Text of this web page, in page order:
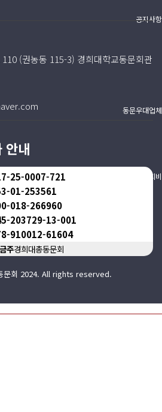
공지사항
동문우대업체
동문회비
(권농동 115-3) 경희대학교동문회관
안내
25-0007-721
01-253561
018-266960
203729-13-001
910012-61604
주경희대총동문회
문회 2024. All rights reserved.